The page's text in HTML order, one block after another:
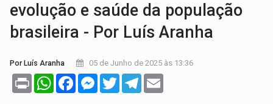
evolução e saúde da população
brasileira - Por Luís Aranha
Por Luís Aranha 05 de Junho de 2025 às 13:36
Print WhatsAppFacebookMessenger
TwitterTelegram